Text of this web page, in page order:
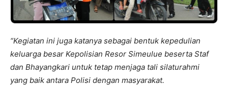
“Kegiatan ini juga katanya sebagai bentuk kepedulian
keluarga besar Kepolisian Resor Simeulue beserta Staf
dan Bhayangkari untuk tetap menjaga tali silaturahmi
yang baik antara Polisi dengan masyarakat.